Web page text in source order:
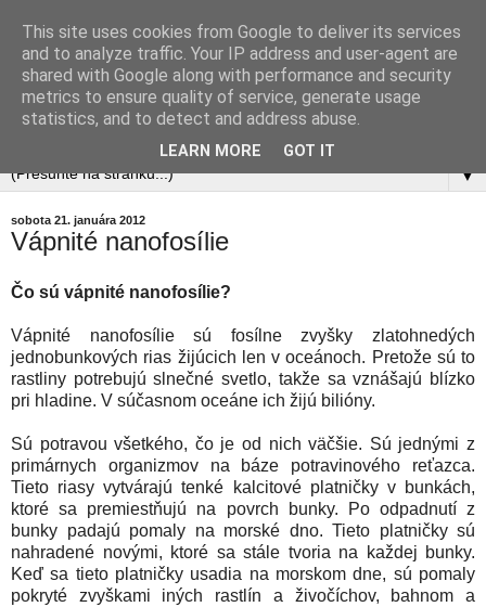
▼
sobota 21. januára 2012
Vápnité nanofosílie
Čo sú vápnité nanofosílie?
Vápnité nanofosílie sú fosílne zvyšky zlatohnedých
jednobunkových rias žijúcich len v oceánoch. Pretože sú to
rastliny potrebujú slnečné svetlo, takže sa vznášajú blízko
pri hladine. V súčasnom oceáne ich žijú bilióny.
Sú potravou všetkého, čo je od nich väčšie. Sú jednými z
primárnych organizmov na báze potravinového reťazca.
Tieto riasy vytvárajú tenké kalcitové platničky v bunkách,
ktoré sa premiestňujú na povrch bunky. Po odpadnutí z
bunky padajú pomaly na morské dno. Tieto platničky sú
nahradené novými, ktoré sa stále tvoria na každej bunky.
Keď sa tieto platničky usadia na morskom dne, sú pomaly
pokryté zvyškami iných rastlín a živočíchov, bahnom a
This site uses cookies from Google to deliver its services
and to analyze traffic. Your IP address and user-agent are
shared with Google along with performance and security
metrics to ensure quality of service, generate usage
statistics, and to detect and address abuse.
LEARN MORE GOT IT